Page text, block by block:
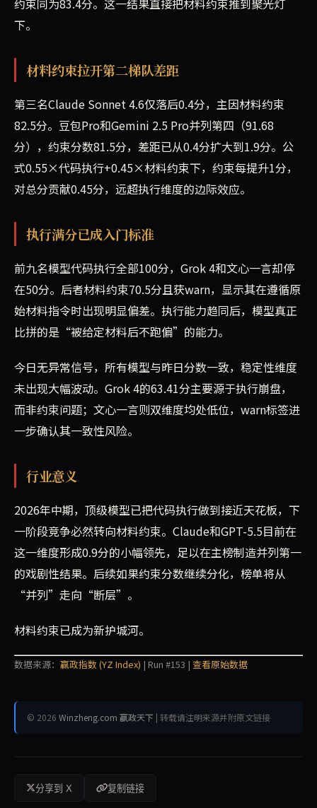
约束同为83.4分。这一结果直接把材料约束推到聚光灯
下。
材料约束拉开第二梯队差距
第三名Claude Sonnet 4.6仅落后0.4分，主因材料约束
82.5分。豆包Pro和Gemini 2.5 Pro并列第四（91.68
分），约束分数81.5分，差距已从0.4分扩大到1.9分。公
式0.55×代码执行+0.45×材料约束下，约束每提升1分，
对总分贡献0.45分，远超执行维度的边际效应。
执行满分已成入门标准
前九名模型代码执行全部100分，Grok 4和文心一言却停
在50分。后者材料约束70.5分且获warn，显示其在遵循原
始材料指令时出现明显偏差。执行能力趋同后，模型真正
比拼的是“被给定材料后不跑偏”的能力。
今日无异常信号，所有模型与昨日分数一致，稳定性维度
未出现大幅波动。Grok 4的63.41分主要源于执行崩盘，
而非约束问题；文心一言则双维度均处低位，warn标签进
一步确认其一致性风险。
行业意义
2026年中期，顶级模型已把代码执行做到接近天花板，下
一阶段竞争必然转向材料约束。Claude和GPT-5.5目前在
这一维度形成0.9分的小幅领先，足以在主榜制造并列第一
的戏剧性结果。后续如果约束分数继续分化，榜单将从
“并列”走向“断层”。
材料约束已成为新护城河。
数据来源： 赢政指数 (YZ Index) | Run #153 | 查看原始数据
© 2026 Winzheng.com 赢政天下 | 转载请注明来源并附原文链接
分享到 X 复制链接